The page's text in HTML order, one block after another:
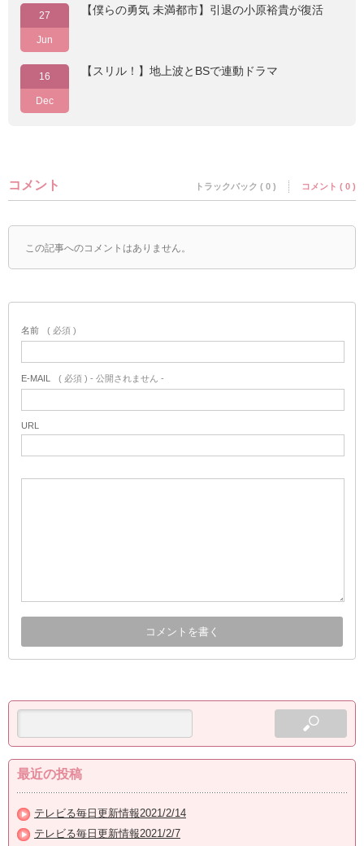
27
Jun
【僕らの勇気 未満都市】引退の小原裕貴が復活
16
Dec
【スリル！】地上波とBSで連動ドラマ
コメント トラックバック ( 0 ) コメント ( 0 )
この記事へのコメントはありません。
名前 ( 必須 )
E-MAIL ( 必須 ) - 公開されません -
URL
最近の投稿
テレビる毎日更新情報2021/2/14
テレビる毎日更新情報2021/2/7